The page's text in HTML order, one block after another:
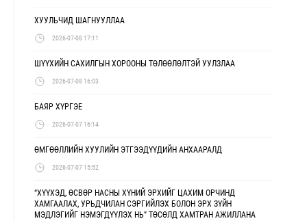
ХУУЛЬЧИД ШАГНУУЛЛАА
2026-07-08 17:11
ШҮҮХИЙН САХИЛГЫН ХОРООНЫ ТӨЛӨӨЛӨЛТЭЙ УУЛЗЛАА
2026-07-08 16:03
БАЯР ХҮРГЭЕ
2026-07-07 16:14
ӨМГӨӨЛЛИЙН ХУУЛИЙН ЭТГЭЭДҮҮДИЙН АНХААРАЛД
2026-07-07 15:52
“ХҮҮХЭД, ӨСВӨР НАСНЫ ХҮНИЙ ЭРХИЙГ ЦАХИМ ОРЧИНД
ХАМГААЛАХ, УРЬДЧИЛАН СЭРГИЙЛЭХ БОЛОН ЭРХ ЗҮЙН
МЭДЛЭГИЙГ НЭМЭГДҮҮЛЭХ НЬ” ТӨСӨЛД ХАМТРАН АЖИЛЛАНА